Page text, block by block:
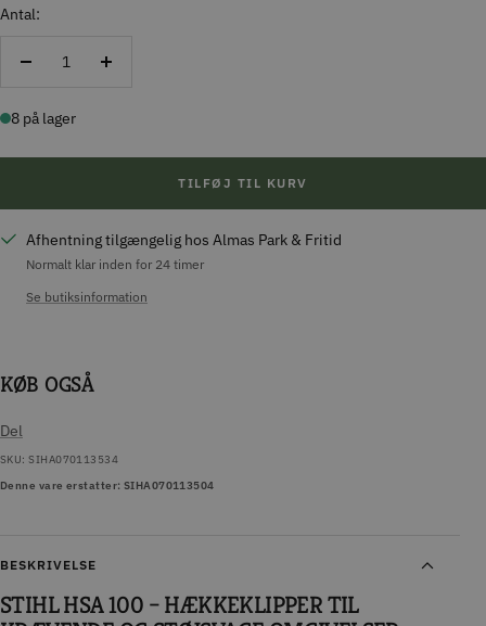
Antal:
Reducer
Forøg
8 på lager
TILFØJ TIL KURV
Afhentning tilgængelig hos Almas Park & Fritid
Normalt klar inden for 24 timer
Se butiksinformation
KØB OGSÅ
Del
SKU:SIHA070113534
Denne vare erstatter: SIHA070113504
BESKRIVELSE
STIHL HSA 100 – HÆKKEKLIPPER TIL